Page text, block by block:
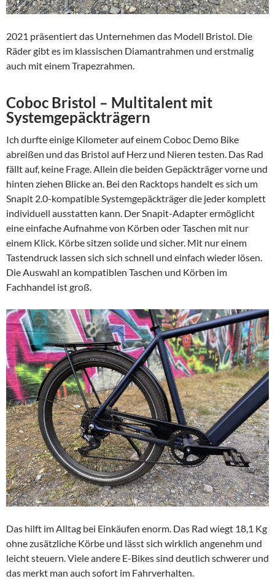
2021 präsentiert das Unternehmen das Modell Bristol. Die
Räder gibt es im klassischen Diamantrahmen und erstmalig
auch mit einem Trapezrahmen.
Coboc Bristol – Multitalent mit
Systemgepäckträgern
Ich durfte einige Kilometer auf einem Coboc Demo Bike
abreißen und das Bristol auf Herz und Nieren testen. Das Rad
fällt auf, keine Frage. Allein die beiden Gepäckträger vorne und
hinten ziehen Blicke an. Bei den Racktops handelt es sich um
Snapit 2.0-kompatible Systemgepäckträger die jeder komplett
individuell ausstatten kann. Der Snapit-Adapter ermöglicht
eine einfache Aufnahme von Körben oder Taschen mit nur
einem Klick. Körbe sitzen solide und sicher. Mit nur einem
Tastendruck lassen sich sich schnell und einfach wieder lösen.
Die Auswahl an kompatiblen Taschen und Körben im
Fachhandel ist groß.
Das hilft im Alltag bei Einkäufen enorm. Das Rad wiegt 18,1 Kg
ohne zusätzliche Körbe und lässt sich wirklich angenehm und
leicht steuern. Viele andere E-Bikes sind deutlich schwerer und
das merkt man auch sofort im Fahrverhalten.